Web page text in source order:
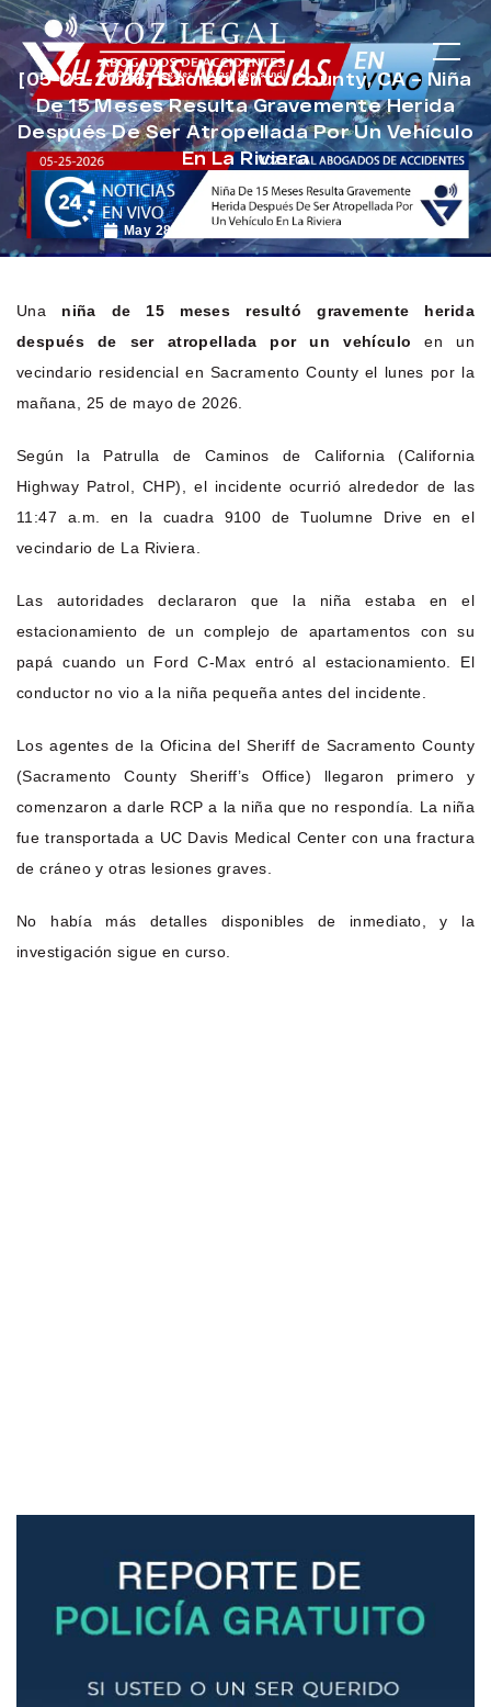
[05-25-2026] Sacramento County, CA – Niña
De 15 Meses Resulta Gravemente Herida
Después De Ser Atropellada Por Un Vehículo
En La Riviera
May 28, 2026 Noticias de Accidentes
Una niña de 15 meses resultó gravemente herida
después de ser atropellada por un vehículo
en un
vecindario residencial en Sacramento County el lunes por la
mañana, 25 de mayo de 2026.
Según la Patrulla de Caminos de California (California
Highway Patrol, CHP), el incidente ocurrió alrededor de las
11:47 a.m. en la cuadra 9100 de Tuolumne Drive en el
vecindario de La Riviera.
Las autoridades declararon que la niña estaba en el
estacionamiento de un complejo de apartamentos con su
papá cuando un Ford C-Max entró al estacionamiento. El
conductor no vio a la niña pequeña antes del incidente.
Los agentes de la Oficina del Sheriff de Sacramento County
(Sacramento County Sheriff’s Office) llegaron primero y
comenzaron a darle RCP a la niña que no respondía. La niña
fue transportada a UC Davis Medical Center con una fractura
de cráneo y otras lesiones graves.
No había más detalles disponibles de inmediato, y la
investigación sigue en curso.